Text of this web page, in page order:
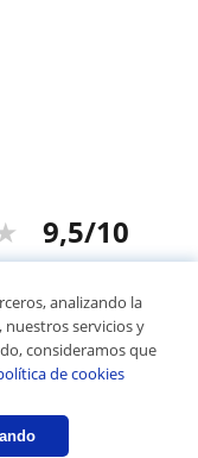
9,5/10
analizando la
servicios y
consideramos que
de cookies